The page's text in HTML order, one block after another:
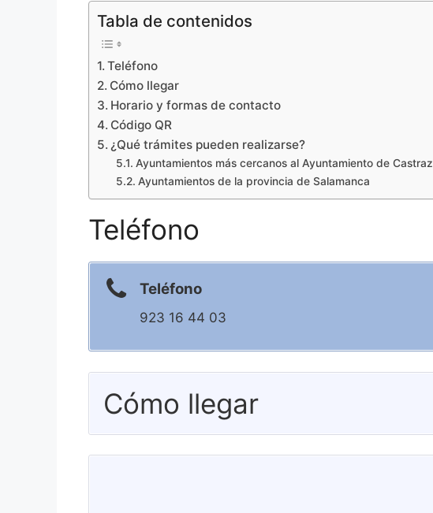
Tabla de contenidos
Teléfono
Cómo llegar
Horario y formas de contacto
Código QR
¿Qué trámites pueden realizarse?
Ayuntamientos más cercanos al Ayuntamiento de Castraz
Ayuntamientos de la provincia de Salamanca
Teléfono
Teléfono
923 16 44 03
Cómo llegar